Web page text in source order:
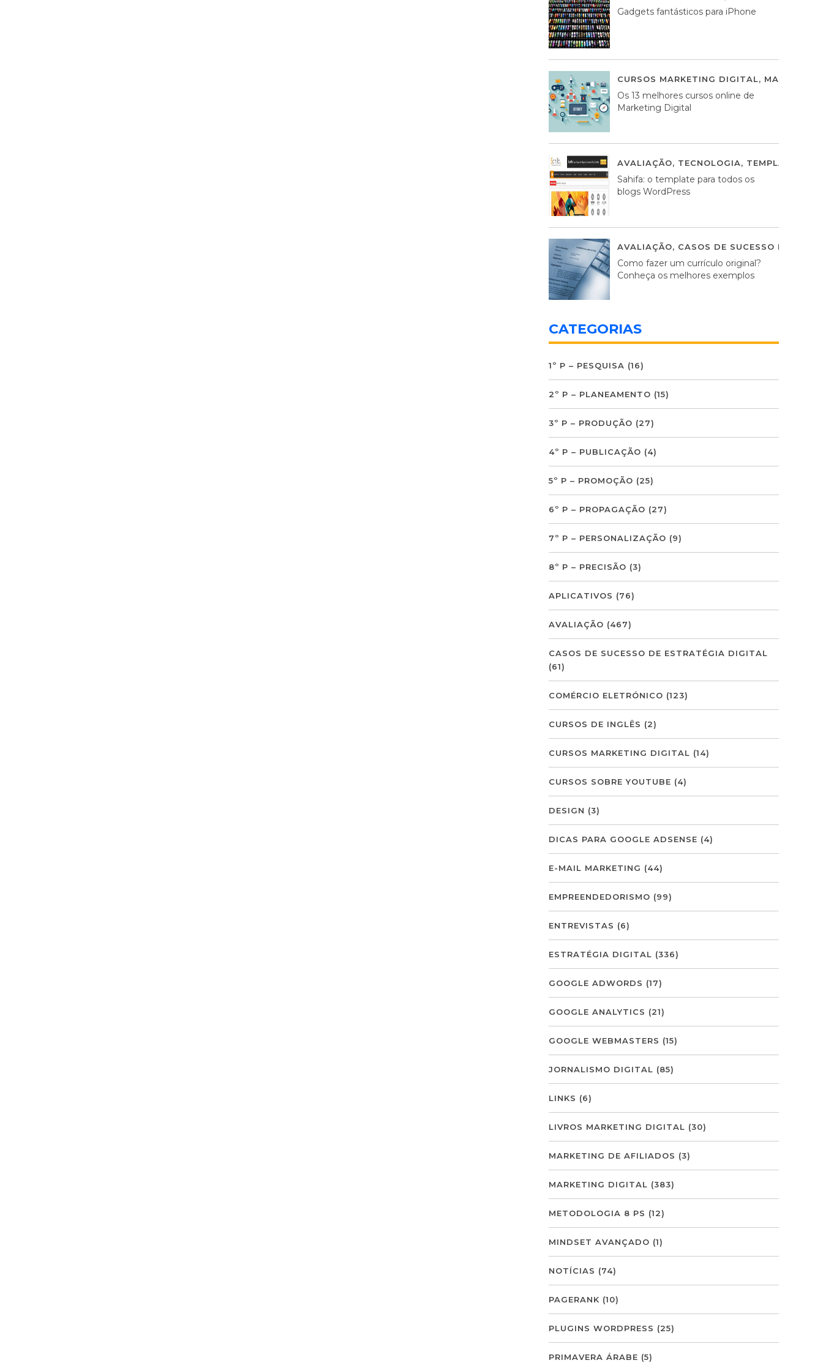
Gadgets fantásticos para iPhone
CURSOS MARKETING DIGITAL,
Os 13 melhores cursos online de
Marketing Digital
AVALIAÇÃO, TECNOLOGIA, TEMPLATES
Sahifa: o template para todos os
blogs WordPress
AVALIAÇÃO, CASOS DE SUCESSO DE
Como fazer um currículo original?
Conheça os melhores exemplos
CATEGORIAS
1º P – PESQUISA (16)
2º P – PLANEAMENTO (15)
3º P – PRODUÇÃO (27)
4º P – PUBLICAÇÃO (4)
5º P – PROMOÇÃO (25)
6º P – PROPAGAÇÃO (27)
7º P – PERSONALIZAÇÃO (9)
8º P – PRECISÃO (3)
APLICATIVOS (76)
AVALIAÇÃO (467)
CASOS DE SUCESSO DE ESTRATÉGIA DIGITAL
(61)
COMÉRCIO ELETRÓNICO (123)
CURSOS DE INGLÊS (2)
CURSOS MARKETING DIGITAL (14)
CURSOS SOBRE YOUTUBE (4)
DESIGN (3)
DICAS PARA GOOGLE ADSENSE (4)
E-MAIL MARKETING (44)
EMPREENDEDORISMO (99)
ENTREVISTAS (6)
ESTRATÉGIA DIGITAL (336)
GOOGLE ADWORDS (17)
GOOGLE ANALYTICS (21)
GOOGLE WEBMASTERS (15)
JORNALISMO DIGITAL (85)
LINKS (6)
LIVROS MARKETING DIGITAL (30)
MARKETING DE AFILIADOS (3)
MARKETING DIGITAL (383)
METODOLOGIA 8 PS (12)
MINDSET AVANÇADO (1)
NOTÍCIAS (74)
PAGERANK (10)
PLUGINS WORDPRESS (25)
PRIMAVERA ÁRABE (5)